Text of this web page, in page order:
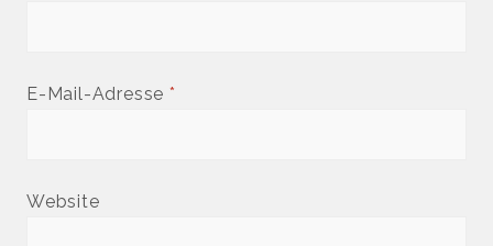
E-Mail-Adresse*
Website